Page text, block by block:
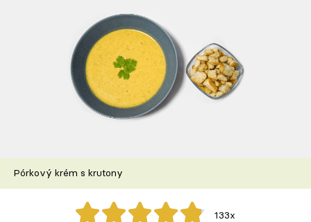
TV Program
Recepty z TV
Speciál: Cuketa
Pórkový krém s krutony
133x